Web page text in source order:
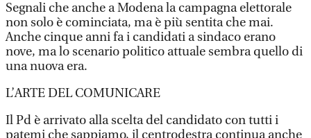
Segnali che anche a Modena la campagna elettorale
non solo è cominciata, ma è più sentita che mai.
Anche cinque anni fa i candidati a sindaco erano
nove, ma lo scenario politico attuale sembra quello di
una nuova era.
L’ARTE DEL COMUNICARE
Il Pd è arrivato alla scelta del candidato con tutti i
patemi che sappiamo, il centrodestra continua anche